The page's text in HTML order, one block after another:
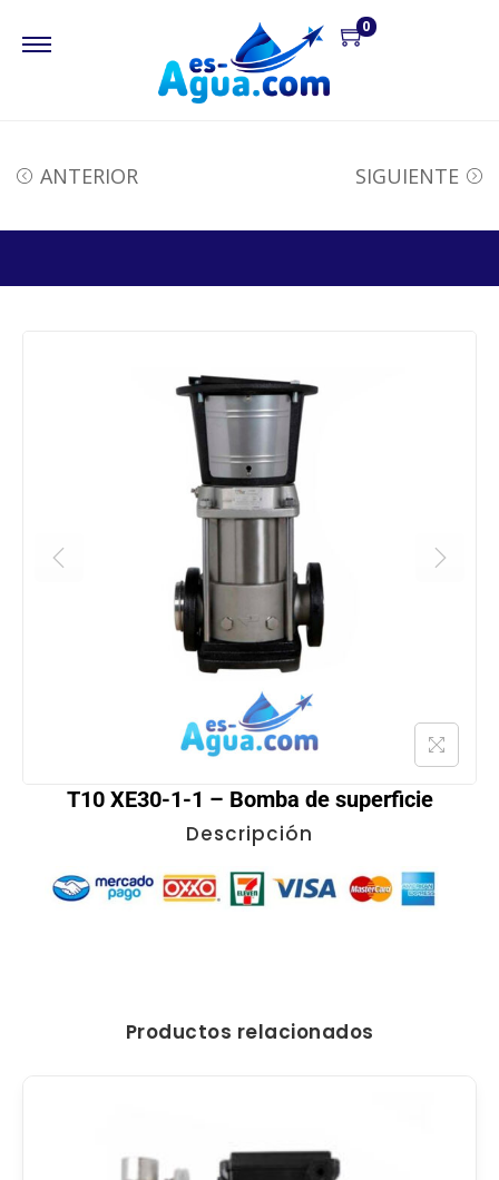
0
ANTERIOR SIGUIENTE
T10 XE30-1-1 – Bomba de superficie
Descripción
Productos relacionados